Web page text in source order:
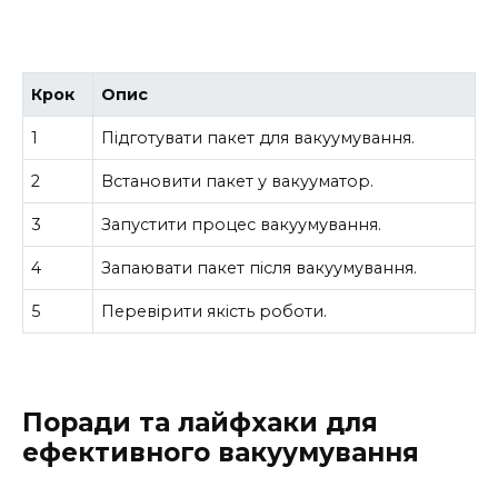
Крок Опис
1 Підготувати пакет для вакуумування.
2 Встановити пакет у вакууматор.
3 Запустити процес вакуумування.
4 Запаювати пакет після вакуумування.
5 Перевірити якість роботи.
Поради та лайфхаки для
ефективного вакуумування